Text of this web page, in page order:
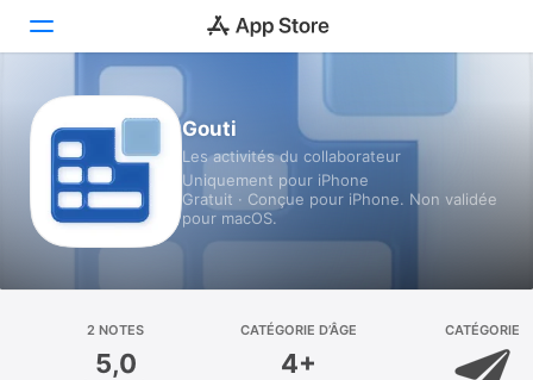
Aujourd’hui
Jeux
Apps
Plateforme
Gouti
Les activités du collaborateur
Uniquement pour iPhone
Gratuit · Conçue pour iPhone. Non validée
pour macOS.
2 NOTES
5,0
CATÉGORIE D’ÂGE
4+
CATÉGORIE